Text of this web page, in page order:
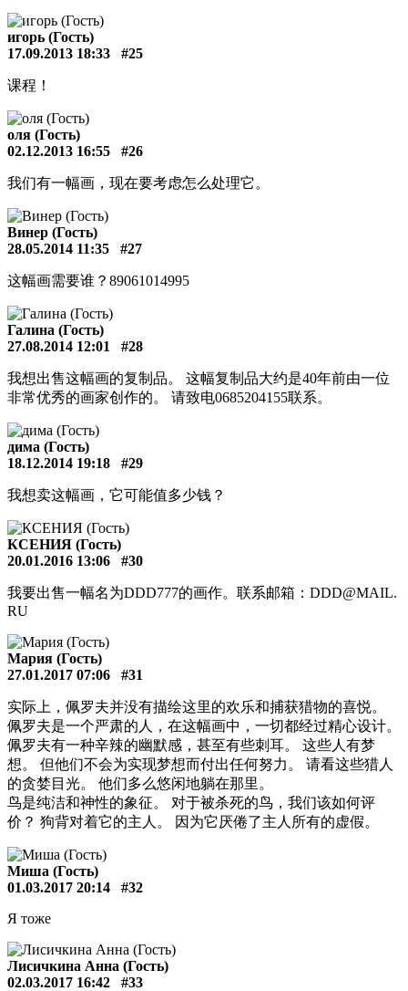
игорь (Гость)
17.09.2013 18:33
#25
课程！
оля (Гость)
02.12.2013 16:55
#26
我们有一幅画，现在要考虑怎么处理它。
Винер (Гость)
28.05.2014 11:35
#27
这幅画需要谁？89061014995
Галина (Гость)
27.08.2014 12:01
#28
我想出售这幅画的复制品。 这幅复制品大约是40年前由一位
非常优秀的画家创作的。 请致电0685204155联系。
дима (Гость)
18.12.2014 19:18
#29
我想卖这幅画，它可能值多少钱？
КСЕНИЯ (Гость)
20.01.2016 13:06
#30
我要出售一幅名为DDD777的画作。联系邮箱：DDD@MAIL.
RU
Мария (Гость)
27.01.2017 07:06
#31
实际上，佩罗夫并没有描绘这里的欢乐和捕获猎物的喜悦。
佩罗夫是一个严肃的人，在这幅画中，一切都经过精心设计。
佩罗夫有一种辛辣的幽默感，甚至有些刺耳。 这些人有梦
想。 但他们不会为实现梦想而付出任何努力。 请看这些猎人
的贪婪目光。 他们多么悠闲地躺在那里。
鸟是纯洁和神性的象征。 对于被杀死的鸟，我们该如何评
价？ 狗背对着它的主人。 因为它厌倦了主人所有的虚假。
Миша (Гость)
01.03.2017 20:14
#32
Я тоже
Лисичкина Анна (Гость)
02.03.2017 16:42
#33